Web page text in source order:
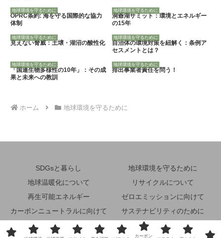
地球環境を守るために
OPRC条約: 海を守る国際的な協力
体制
地球環境を守るために
洞爺湖サミット：環境とエネルギー
の15年
地球環境を守るために
見えない脅威：土壌・湖沼の酸性化
地球環境を守るために
自治体の環境対策を紐解く：条例ア
セスメントとは？
地球環境を守るために
「国連生物多様性の10年」：その成
果と未来への教訓
地球環境を守るために
排出事業者責任を問う！
ホーム 地球環境を守るために
SDGsと暮らし
地球環境を守るために
地球温暖化について
リサイクルについて
再生可能エネルギー
ゼロエミッションに向けて
カーボンニュートラルに向けて
サステナビリティのために
省エネルギーのために
その他
カーボン